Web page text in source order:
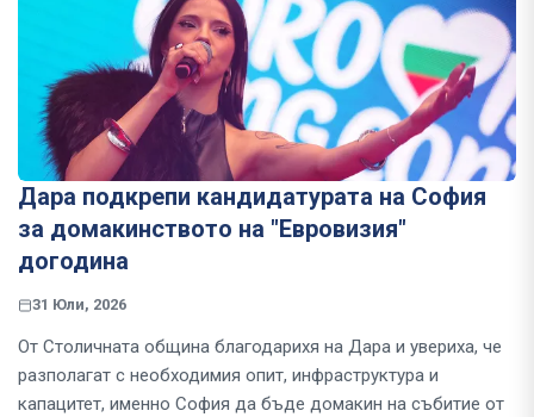
Дара подкрепи кандидатурата на София
за домакинството на "Евровизия"
догодина
31 Юли, 2026
От Столичната община благодарихя на Дара и увериха, че
разполагат с необходимия опит, инфраструктура и
капацитет, именно София да бъде домакин на събитие от